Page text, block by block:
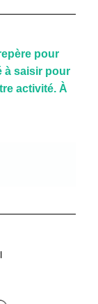
pour
à saisir pour
activité. À